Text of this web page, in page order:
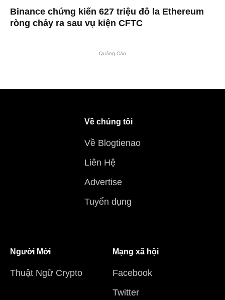
Binance chứng kiến ​​627 triệu đô la Ethereum
ròng chảy ra sau vụ kiện CFTC
Quảng Cáo
Về chúng tôi
Về Blogtienao
Liên Hệ
Advertise
Tuyển dụng
Người Mới
Thuật Ngữ Crypto
Mạng xã hội
Facebook
Twitter